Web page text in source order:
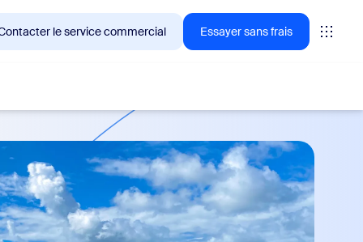
le service commercial Essayer sans frais
de Zoom en ce
🚀 NOUVEAU
Mes notes, votre assistant
pour la prise de notes
optimisée par l’IA